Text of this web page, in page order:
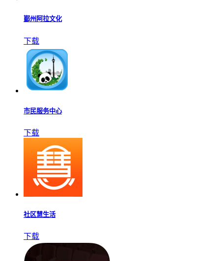
鄞州阿拉文化
下载
市民服务中心
下载
社区慧生活
下载